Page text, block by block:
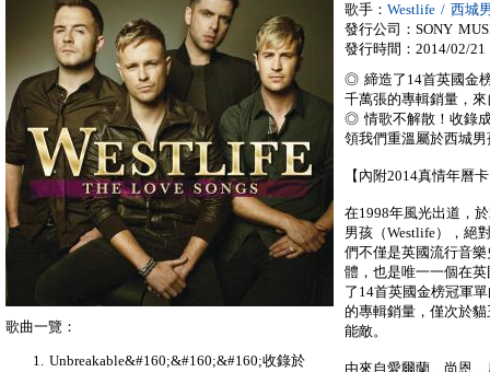
歌手： Westlife / 西城
發行公司：SONY
發行時間：2014/02/21
◎ 締造了14首英國金
千萬張的專輯銷量，
◎ 情歌不解散！收錄
領我們重溫屬於西城
【內附2014真情年曆
在1998年風光出道，
男孩（Westlife），絕
們不僅是英國流行音
體，也是唯一一個在
了14首英國金榜冠軍
的專輯銷量，僅次於
能敵。
由來自愛爾蘭、尚恩
歌曲一覽：
Unbreakable&#160;&#160;&#160;收錄於